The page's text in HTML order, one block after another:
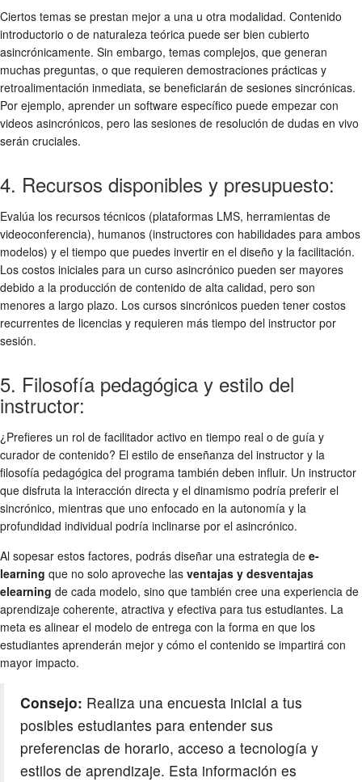
Ciertos temas se prestan mejor a una u otra modalidad. Contenido
introductorio o de naturaleza teórica puede ser bien cubierto
asincrónicamente. Sin embargo, temas complejos, que generan
muchas preguntas, o que requieren demostraciones prácticas y
retroalimentación inmediata, se beneficiarán de sesiones sincrónicas.
Por ejemplo, aprender un software específico puede empezar con
videos asincrónicos, pero las sesiones de resolución de dudas en vivo
serán cruciales.
4. Recursos disponibles y presupuesto:
Evalúa los recursos técnicos (plataformas LMS, herramientas de
videoconferencia), humanos (instructores con habilidades para ambos
modelos) y el tiempo que puedes invertir en el diseño y la facilitación.
Los costos iniciales para un curso asincrónico pueden ser mayores
debido a la producción de contenido de alta calidad, pero son
menores a largo plazo. Los cursos sincrónicos pueden tener costos
recurrentes de licencias y requieren más tiempo del instructor por
sesión.
5. Filosofía pedagógica y estilo del
instructor:
¿Prefieres un rol de facilitador activo en tiempo real o de guía y
curador de contenido? El estilo de enseñanza del instructor y la
filosofía pedagógica del programa también deben influir. Un instructor
que disfruta la interacción directa y el dinamismo podría preferir el
sincrónico, mientras que uno enfocado en la autonomía y la
profundidad individual podría inclinarse por el asincrónico.
Al sopesar estos factores, podrás diseñar una estrategia de e-
learning que no solo aproveche las ventajas y desventajas
elearning de cada modelo, sino que también cree una experiencia de
aprendizaje coherente, atractiva y efectiva para tus estudiantes. La
meta es alinear el modelo de entrega con la forma en que los
estudiantes aprenderán mejor y cómo el contenido se impartirá con
mayor impacto.
Consejo: Realiza una encuesta inicial a tus
posibles estudiantes para entender sus
preferencias de horario, acceso a tecnología y
estilos de aprendizaje. Esta información es